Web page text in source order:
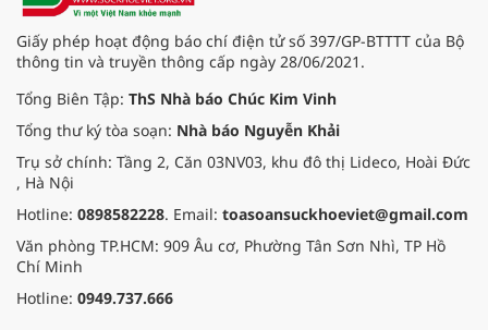
Giấy phép hoạt động báo chí điện tử số 397/GP-BTTTT của Bộ
thông tin và truyền thông cấp ngày 28/06/2021.
Tổng Biên Tập: ThS Nhà báo Chúc Kim Vinh
Tổng thư ký tòa soạn: Nhà báo Nguyễn Khải
Trụ sở chính: Tầng 2, Căn 03NV03, khu đô thị Lideco, Hoài Đức
, Hà Nội
Hotline: 0898582228. Email: toasoansuckhoeviet@gmail.com
Văn phòng TP.HCM: 909 Âu cơ, Phường Tân Sơn Nhì, TP Hồ
Chí Minh
Hotline: 0949.737.666